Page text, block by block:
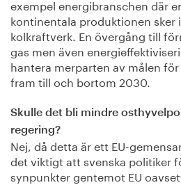
exempel energibranschen där
kontinentala produktionen sker
kolkraftverk. En övergång till
gas men även
hantera merparten av målen
fram till och bortom 2030.
Skulle det bli mindre
regering?
Nej, då detta är ett EU-
det viktigt att svenska politiker
synpunkter gentemot EU